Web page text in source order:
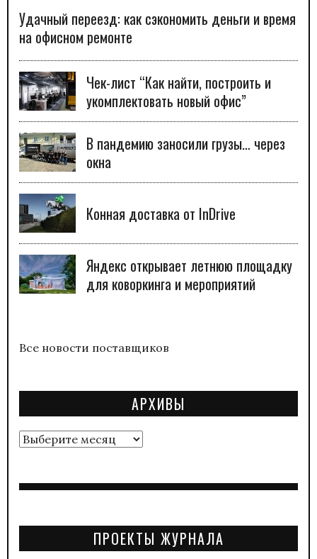
Удачный переезд: как сэкономить деньги и время
на офисном ремонте
Чек-лист “Как найти, построить и
укомплектовать новый офис”
В пандемию заносили грузы… через
окна
Конная доставка от InDrive
Яндекс открывает летнюю площадку
для коворкинга и мероприятий
Все новости поставщиков
АРХИВЫ
Архивы
ПРОЕКТЫ ЖУРНАЛА